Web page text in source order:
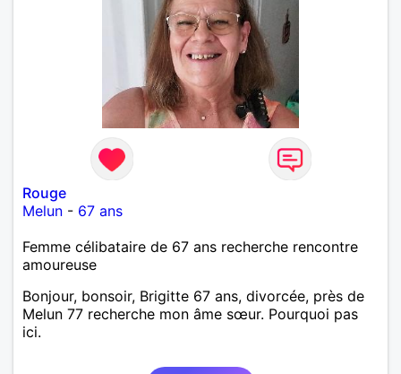
Rouge
Melun - 67 ans
Femme célibataire de 67 ans recherche rencontre
amoureuse
Bonjour, bonsoir, Brigitte 67 ans, divorcée, près de
Melun 77 recherche mon âme sœur. Pourquoi pas
ici.